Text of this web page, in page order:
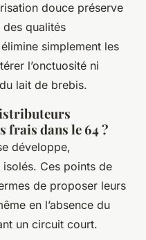
douce préserve
qualités
simplement les
l’onctuosité ni
lait de brebis.
frais dans le 64 ?
développe,
Ces points de
de proposer leurs
en l’absence du
un circuit court.